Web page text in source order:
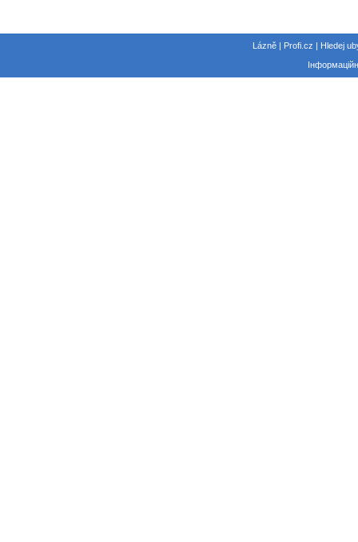
Lázně | Profi.cz | Hledej